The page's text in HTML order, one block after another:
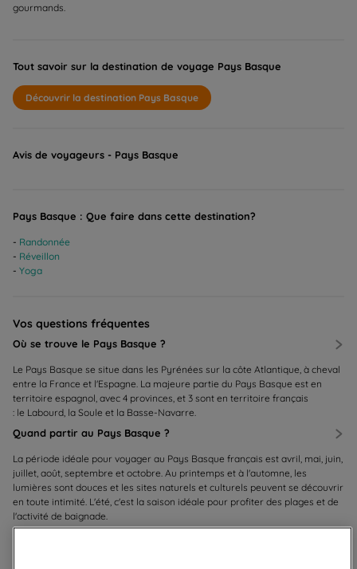
gourmands.
Tout savoir sur la destination de voyage Pays Basque
Découvrir la destination Pays Basque
Avis de voyageurs - Pays Basque
Pays Basque : Que faire dans cette destination?
Randonnée
Réveillon
Yoga
Vos questions fréquentes
Où se trouve le Pays Basque ?
Le Pays Basque se situe dans les Pyrénées sur la côte Atlantique, à cheval
entre la France et l'Espagne. La majeure partie du Pays Basque est en
territoire espagnol, avec 4 provinces, et 3 sont en territoire français
: le Labourd, la Soule et la Basse-Navarre.
Quand partir au Pays Basque ?
La période idéale pour voyager au Pays Basque français est avril, mai, juin,
juillet, août, septembre et octobre. Au printemps et à l'automne, les
lumières sont douces et les sites naturels et culturels peuvent se découvrir
en toute intimité. L'été, c'est la saison idéale pour profiter des plages et de
l'activité de baignade.